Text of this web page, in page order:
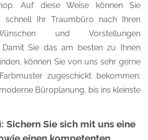
Auf diese Weise können Sie
schnell Ihr Traumbüro nach Ihren
und Vorstellungen
Damit Sie das am besten zu Ihnen
können Sie von uns sehr gerne
zugeschickt bekommen:
Büroplanung, bis ins kleinste
Sichern Sie sich mit uns eine